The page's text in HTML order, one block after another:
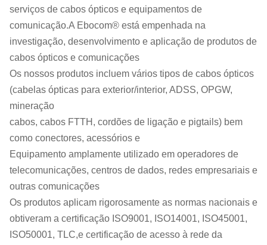
serviços de cabos ópticos e equipamentos de
comunicação.A Ebocom® está empenhada na
investigação, desenvolvimento e aplicação de produtos de
cabos ópticos e comunicações
Os nossos produtos incluem vários tipos de cabos ópticos
(cabelas ópticas para exterior/interior, ADSS, OPGW,
mineração
cabos, cabos FTTH, cordões de ligação e pigtails) bem
como conectores, acessórios e
Equipamento amplamente utilizado em operadores de
telecomunicações, centros de dados, redes empresariais e
outras comunicações
Os produtos aplicam rigorosamente as normas nacionais e
obtiveram a certificação ISO9001, ISO14001, ISO45001,
ISO50001, TLC,e certificação de acesso à rede da